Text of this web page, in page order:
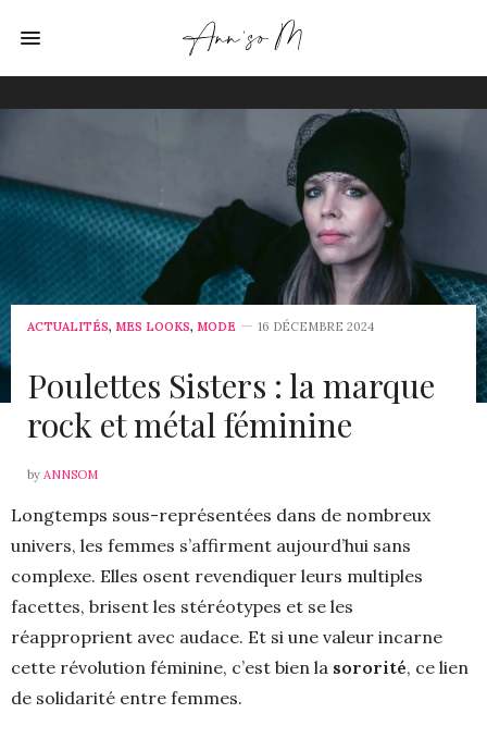
ACTUALITÉS, MES LOOKS, MODE 16 DÉCEMBRE 2024
Poulettes Sisters : la marque
rock et métal féminine
by ANNSOM
Longtemps sous-représentées dans de nombreux
univers, les femmes s’affirment aujourd’hui sans
complexe. Elles osent revendiquer leurs multiples
facettes, brisent les stéréotypes et se les
réapproprient avec audace. Et si une valeur incarne
cette révolution féminine, c’est bien la sororité, ce lien
de solidarité entre femmes.